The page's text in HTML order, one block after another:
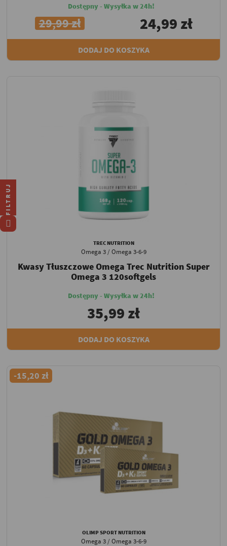
Dostępny - Wysyłka w 24h!
29,99 zł 24,99 zł
DODAJ DO KOSZYKA
TREC NUTRITION
Omega 3 / Omega 3-6-9
Kwasy Tłuszczowe Omega Trec Nutrition Super
Omega 3 120softgels
Dostępny - Wysyłka w 24h!
35,99 zł
DODAJ DO KOSZYKA
-15,20 zł
OLIMP SPORT NUTRITION
Omega 3 / Omega 3-6-9
FILTRUJ